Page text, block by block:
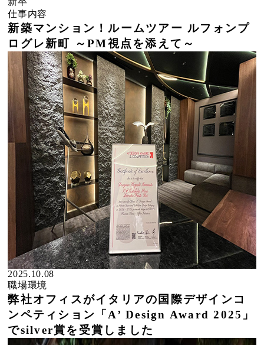
仕事内容
新築マンション！ルームツアー ルフォンプ
ログレ新町 ～PM視点を添えて～
2025.10.08
職場環境
弊社オフィスがイタリアの国際デザインコ
ンペティション「A’ Design Award 2025」
でsilver賞を受賞しました